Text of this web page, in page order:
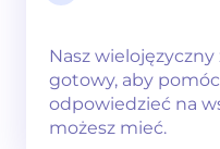
Nasz wielojęzyczny
gotowy, aby
odpowiedzieć na
możesz mieć.